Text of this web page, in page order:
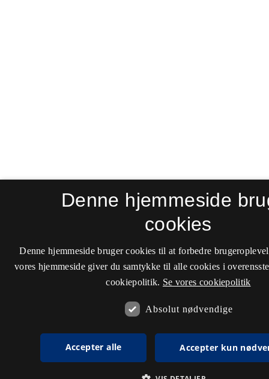
Denne hjemmeside
cookies
Denne hjemmeside bruger cookies til at forbedre
vores hjemmeside giver du samtykke til alle cookies i
cookiepolitik. Se vores cookiepolitik
Absolut nødvendige
Accepter alle Accepter kun